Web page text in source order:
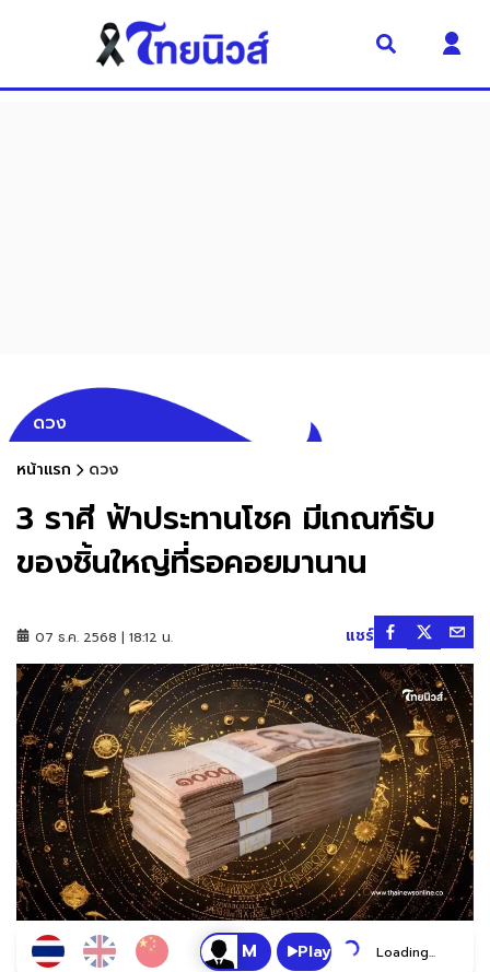
ดวง
หน้าแรก ดวง
3 ราศี ฟ้าประทานโชค มีเกณฑ์รับ
ของชิ้นใหญ่ที่รอคอยมานาน
07 ธ.ค. 2568 | 18:12 น. แชร์
Play Loading...